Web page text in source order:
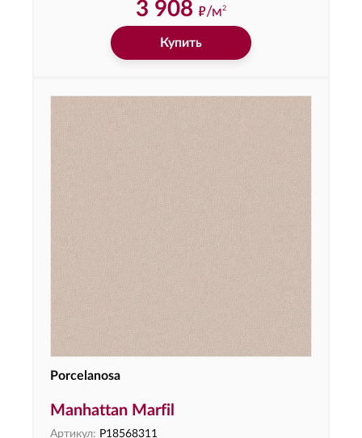
3 908 ф/м2
Купить
Porcelanosa
Manhattan Marfil
Артикул: P18568311